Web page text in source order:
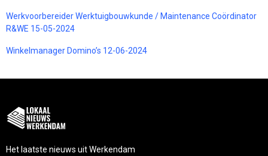
Werkvoorbereider Werktuigbouwkunde / Maintenance Coördinator
R&WE 15-05-2024
Winkelmanager Domino’s 12-06-2024
Het laatste nieuws uit Werkendam